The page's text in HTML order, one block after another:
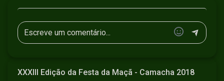
XXXIII Edição da Festa da Maçã - Camacha 2018